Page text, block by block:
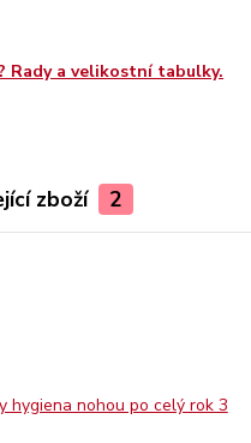
Rady a velikostní tabulky.
zboží 2